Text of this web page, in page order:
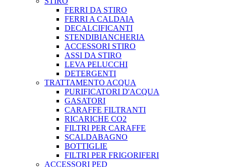
FERRI DA STIRO
FERRI A CALDAIA
DECALCIFICANTI
STENDIBIANCHERIA
ACCESSORI STIRO
ASSI DA STIRO
LEVA PELUCCHI
DETERGENTI
TRATTAMENTO ACQUA
PURIFICATORI D'ACQUA
GASATORI
CARAFFE FILTRANTI
RICARICHE CO2
FILTRI PER CARAFFE
SCALDABAGNO
BOTTIGLIE
FILTRI PER FRIGORIFERI
ACCESSORI PED